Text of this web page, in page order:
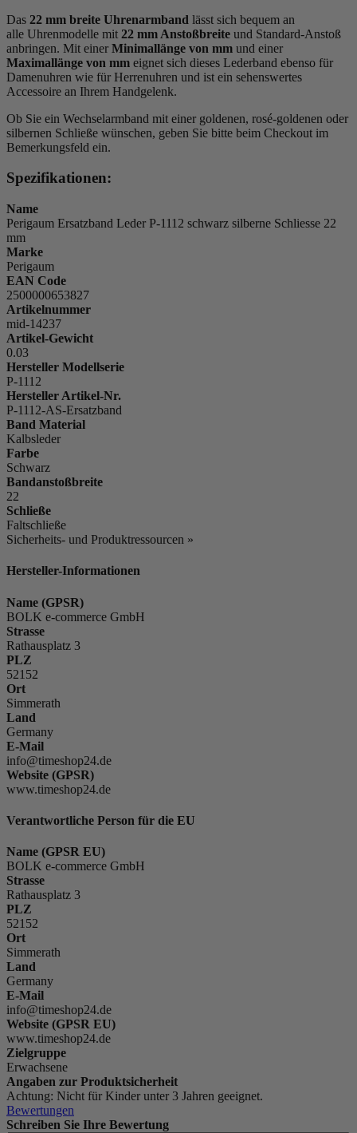
Das 22 mm breite Uhrenarmband lässt sich bequem an
alle Uhrenmodelle mit 22 mm Anstoßbreite und Standard-Anstoß
anbringen. Mit einer Minimallänge von mm und einer
Maximallänge von mm eignet sich dieses Lederband ebenso für
Damenuhren wie für Herrenuhren und ist ein sehenswertes
Accessoire an Ihrem Handgelenk.
Ob Sie ein Wechselarmband mit einer goldenen, rosé-goldenen oder
silbernen Schließe wünschen, geben Sie bitte beim Checkout im
Bemerkungsfeld ein.
Spezifikationen:
Name
Perigaum Ersatzband Leder P-1112 schwarz silberne Schliesse 22
mm
Marke
Perigaum
EAN Code
2500000653827
Artikelnummer
mid-14237
Artikel-Gewicht
0.03
Hersteller Modellserie
P-1112
Hersteller Artikel-Nr.
P-1112-AS-Ersatzband
Band Material
Kalbsleder
Farbe
Schwarz
Bandanstoßbreite
22
Schließe
Faltschließe
Sicherheits- und Produktressourcen »
Hersteller-Informationen
Name (GPSR)
BOLK e-commerce GmbH
Strasse
Rathausplatz 3
PLZ
52152
Ort
Simmerath
Land
Germany
E-Mail
info@timeshop24.de
Website (GPSR)
www.timeshop24.de
Verantwortliche Person für die EU
Name (GPSR EU)
BOLK e-commerce GmbH
Strasse
Rathausplatz 3
PLZ
52152
Ort
Simmerath
Land
Germany
E-Mail
info@timeshop24.de
Website (GPSR EU)
www.timeshop24.de
Zielgruppe
Erwachsene
Angaben zur Produktsicherheit
Achtung: Nicht für Kinder unter 3 Jahren geeignet.
Bewertungen
Schreiben Sie Ihre Bewertung